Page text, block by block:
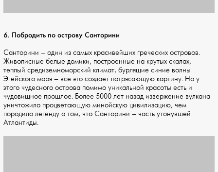
6. Побродить по острову Санторини
Санторини – один из самых красивейших греческих островов.
Живописные белые домики, построенные на крутых скалах,
теплый средиземноморский климат, бурлящие синие волны
Эгейского моря – все это создает потрясающую картину. Но у
этого чудесного острова помимо уникальной красоты есть и
чудовищное прошлое. Более 5000 лет назад извержение вулкана
уничтожило процветающую минойскую цивилизацию, чем
породило легенду о том, что Санторини – часть утонувшей
Атлантиды.